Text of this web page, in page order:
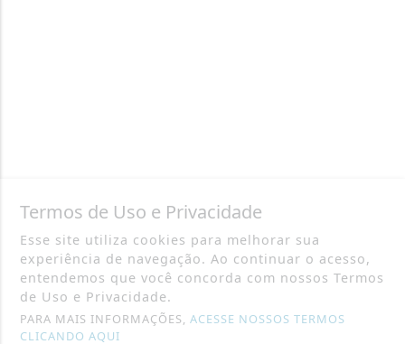
Termos de Uso e Privacidade
Esse site utiliza cookies para melhorar sua
experiência de navegação. Ao continuar o acesso,
entendemos que você concorda com nossos Termos
de Uso e Privacidade.
PARA MAIS INFORMAÇÕES,ACESSE NOSSOS TERMOS
CLICANDO AQUI